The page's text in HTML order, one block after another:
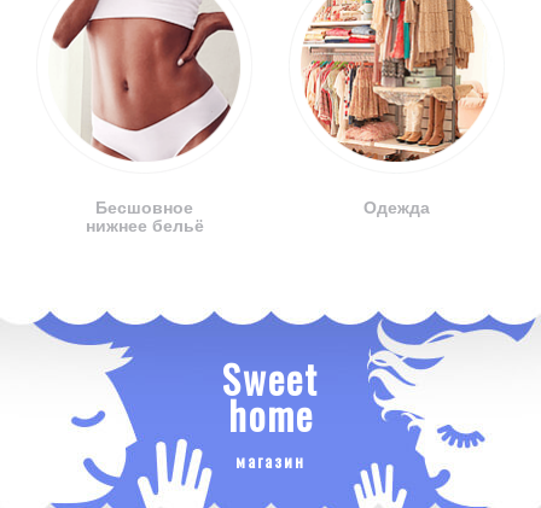
Бесшовное
нижнее бельё
Одежда
Sweet
home
магазин